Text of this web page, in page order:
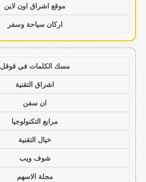
موقع اشراق اون لاين
اركان سياحة وسفر
مسك الكلمات في قوقل
اشراق التقنية
ان سفن
مرابع التكنولوجيا
خيال التقنية
شوف ويب
مجلة الاسهم